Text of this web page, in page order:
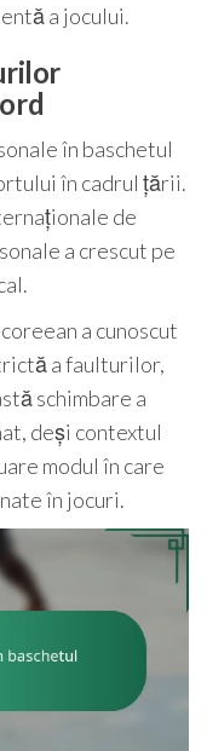
a jocului.
în baschetul
în cadrul țării.
de
a crescut pe
a cunoscut
a faulturilor,
schimbare a
deși contextul
modul în care
în jocuri.